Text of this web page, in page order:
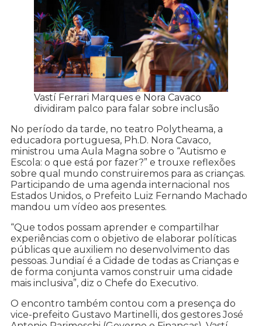
Vastí Ferrari Marques e Nora Cavaco
dividiram palco para falar sobre inclusão
No período da tarde, no teatro Polytheama, a
educadora portuguesa, Ph.D. Nora Cavaco,
ministrou uma Aula Magna sobre o “Autismo e
Escola: o que está por fazer?” e trouxe reflexões
sobre qual mundo construiremos para as crianças.
Participando de uma agenda internacional nos
Estados Unidos, o Prefeito Luiz Fernando Machado
mandou um vídeo aos presentes.
“Que todos possam aprender e compartilhar
experiências com o objetivo de elaborar políticas
públicas que auxiliem no desenvolvimento das
pessoas. Jundiaí é a Cidade de todas as Crianças e
de forma conjunta vamos construir uma cidade
mais inclusiva”, diz o Chefe do Executivo.
O encontro também contou com a presença do
vice-prefeito Gustavo Martinelli, dos gestores José